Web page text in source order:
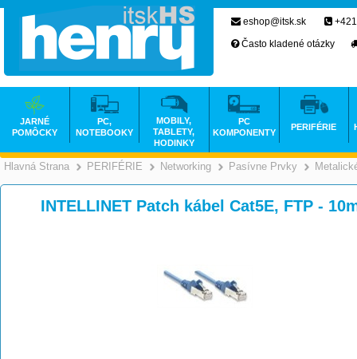
Hlavná Strana >
PERIFÉRIE >
Networking >
Pasívne Prvky
INTELLINET Patch kábel Cat5E, FTP -
eshop@itsk.sk
Často kladené otázky
JARNÉ
POMÔCKY
PC,
NOTEBOOKY
MOBILY,
TABLETY,
HODINKY
PC
KOMPONENTY
PERIFÉRIE